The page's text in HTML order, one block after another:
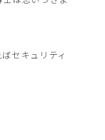
セキュリティ